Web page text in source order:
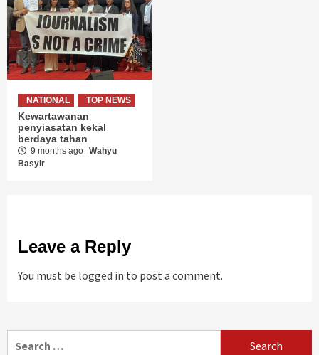
NATIONAL TOP NEWS
Kewartawanan
penyiasatan kekal
berdaya tahan
9 months ago Wahyu
Basyir
Leave a Reply
You must be logged in to post a comment.